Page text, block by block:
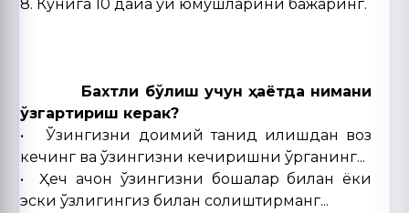
8. Кунига 10 дақиқа уй юмушларини бажаринг.
Бахтли бўлиш учун ҳаётда нимани
ўзгартириш керак?
• Ўзингизни доимий танқид қилишдан воз
кечинг ва ўзингизни кечиришни ўрганинг...
• Ҳеч қачон ўзингизни бошқалар билан ёки
эски ўзлигингиз билан солиштирманг...